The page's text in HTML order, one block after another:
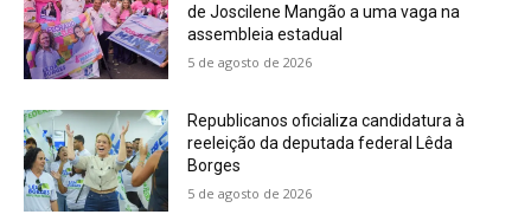
de Joscilene Mangão a uma vaga na
assembleia estadual
5 de agosto de 2026
Republicanos oficializa candidatura à
reeleição da deputada federal Lêda
Borges
5 de agosto de 2026